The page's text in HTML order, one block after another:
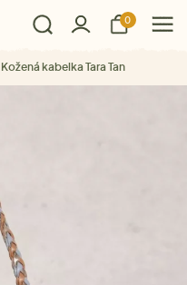
0
Kožená kabelka Tara Tan